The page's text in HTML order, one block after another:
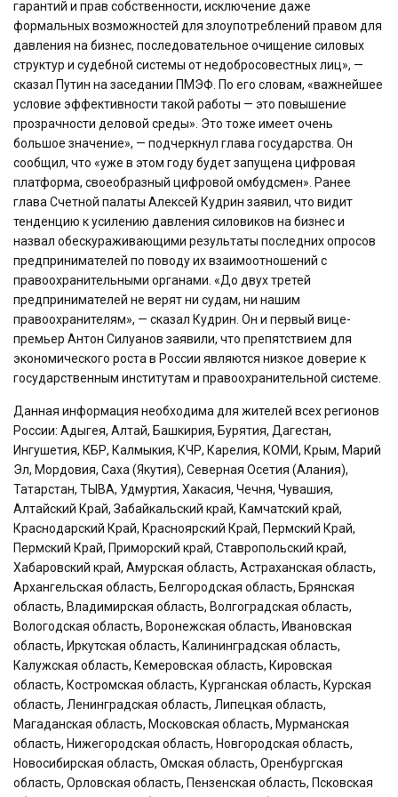
гарантий и прав собственности, исключение даже
формальных возможностей для злоупотреблений правом для
давления на бизнес, последовательное очищение силовых
структур и судебной системы от недобросовестных лиц», —
сказал Путин на заседании ПМЭФ. По его словам, «важнейшее
условие эффективности такой работы — это повышение
прозрачности деловой среды». Это тоже имеет очень
большое значение», — подчеркнул глава государства. Он
сообщил, что «уже в этом году будет запущена цифровая
платформа, своеобразный цифровой омбудсмен». Ранее
глава Счетной палаты Алексей Кудрин заявил, что видит
тенденцию к усилению давления силовиков на бизнес и
назвал обескураживающими результаты последних опросов
предпринимателей по поводу их взаимоотношений с
правоохранительными органами. «До двух третей
предпринимателей не верят ни судам, ни нашим
правоохранителям», — сказал Кудрин. Он и первый вице-
премьер Антон Силуанов заявили, что препятствием для
экономического роста в России являются низкое доверие к
государственным институтам и правоохранительной системе.
Данная информация необходима для жителей всех регионов
России: Адыгея, Алтай, Башкирия, Бурятия, Дагестан,
Ингушетия, КБР, Калмыкия, КЧР, Карелия, КОМИ, Крым, Марий
Эл, Мордовия, Саха (Якутия), Северная Осетия (Алания),
Татарстан, ТЫВА, Удмуртия, Хакасия, Чечня, Чувашия,
Алтайский Край, Забайкальский край, Камчатский край,
Краснодарский Край, Красноярский Край, Пермский Край,
Пермский Край, Приморский край, Ставропольский край,
Хабаровский край, Амурская область, Астраханская область,
Архангельская область, Белгородская область, Брянская
область, Владимирская область, Волгоградская область,
Вологодская область, Воронежская область, Ивановская
область, Иркутская область, Калининградская область,
Калужская область, Кемеровская область, Кировская
область, Костромская область, Курганская область, Курская
область, Ленинградская область, Липецкая область,
Магаданская область, Московская область, Мурманская
область, Нижегородская область, Новгородская область,
Новосибирская область, Омская область, Оренбургская
область, Орловская область, Пензенская область, Псковская